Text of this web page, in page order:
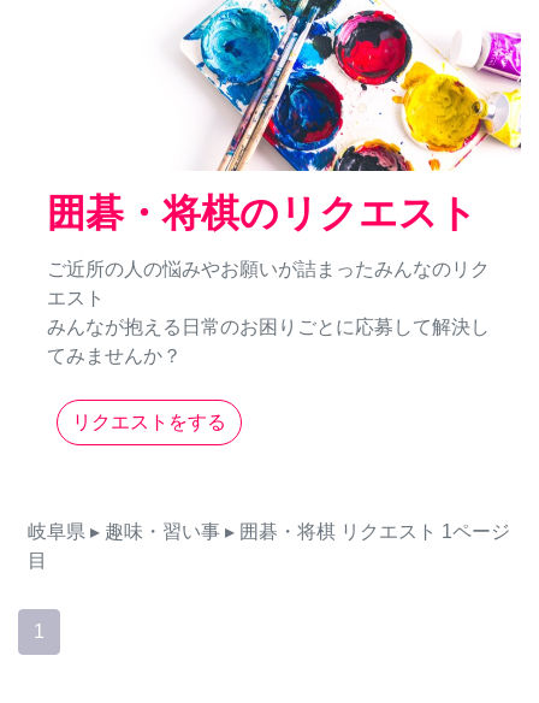
囲碁・将棋のリクエスト
ご近所の人の悩みやお願いが詰まったみんなのリク
エスト
みんなが抱える日常のお困りごとに応募して解決し
てみませんか？
リクエストをする
岐阜県 ▸ 趣味・習い事 ▸ 囲碁・将棋 リクエスト 1ページ
目
1